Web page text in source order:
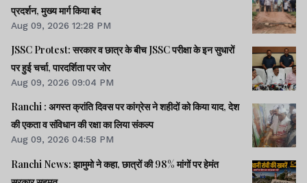
प्रदर्शन, मुख्य मार्ग किया बंद
Aug 09, 2026 12:28 PM
JSSC Protest: सरकार व छात्र के बीच JSSC परीक्षा के इन सुधारों
पर हुई चर्चा, पारदर्शिता पर जोर
Aug 09, 2026 09:04 PM
Ranchi : अगस्त क्रांति दिवस पर कांग्रेस ने शहीदों को किया याद, देश
की एकता व संविधान की रक्षा का लिया संकल्प
Aug 09, 2026 04:58 PM
Ranchi News: झामुमो ने कहा, छात्रों की 98% मांगों पर हेमंत